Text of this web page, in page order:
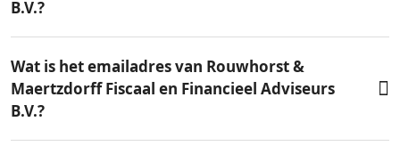
B.V.?
Wat is het emailadres van Rouwhorst &
Maertzdorff Fiscaal en Financieel Adviseurs
B.V.?